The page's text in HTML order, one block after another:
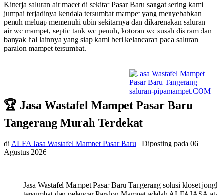
Kinerja saluran air macet di sekitar Pasar Baru sangat sering kami
jumpai terjadinya kendala tersumbat mampet yang menyebabkan
penuh meluap memenuhi ubin sekitarnya dan dikarenakan saluran
air wc mampet, septic tank wc penuh, kotoran wc susah disiram dan
banyak hal lainnya yang siap kami beri kelancaran pada saluran
paralon mampet tersumbat.
🏆 Jasa Wastafel Mampet Pasar Baru
Tangerang Murah Terdekat
di ALFA Jasa Wastafel Mampet Pasar Baru Diposting pada 06
Agustus 2026
Jasa Wastafel Mampet Pasar Baru Tangerang solusi kloset